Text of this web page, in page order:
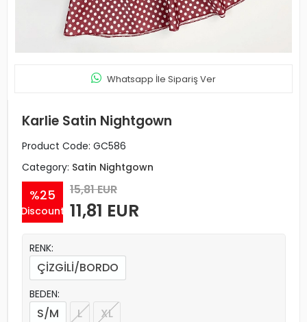
Whatsapp İle Sipariş Ver
Karlie Satin Nightgown
Product Code: GC586
Category: Satin Nightgown
%25
Discount
15,81 EUR
11,81 EUR
RENK:
ÇİZGİLİ/BORDO
BEDEN:
S/M L XL